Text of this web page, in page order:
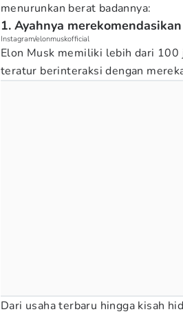
menurunkan berat badannya:
1. Ayahnya
Instagram/elonmuskofficial
Elon Musk memiliki lebih dari
teratur berinteraksi dengan
Dari usaha terbaru hingga kisah